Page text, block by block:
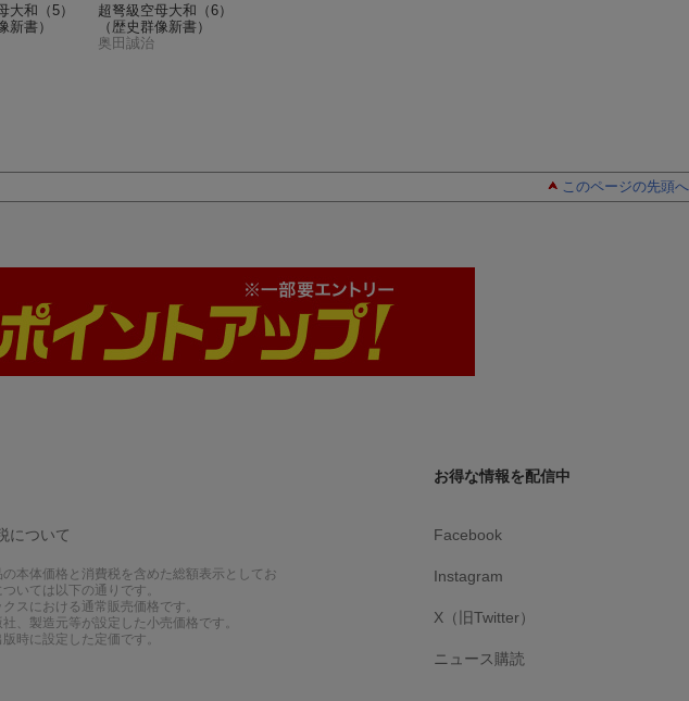
大和（5）
新書）
超弩級空母大和（6）
（歴史群像新書）
奥田誠治
このページの先頭へ
について
本体価格と消費税を含めた総額表示としてお
いては以下の通りです。
スにおける通常販売価格です。
、製造元等が設定した小売価格です。
時に設定した定価です。
お得な情報を配信中
Facebook
Instagram
X（旧Twitter）
ニュース購読